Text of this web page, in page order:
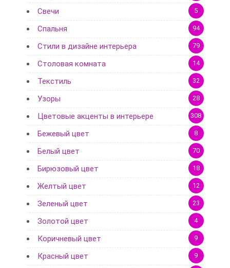
Свечи 5
Спальня 94
Стили в дизайне интерьера 79
Столовая комната 14
Текстиль 32
Узоры 28
Цветовые акценты в интерьере 308
Бежевый цвет 8
Белый цвет 70
Бирюзовый цвет 18
Желтый цвет 12
Зеленый цвет 23
Золотой цвет 4
Коричневый цвет 9
Красный цвет 9